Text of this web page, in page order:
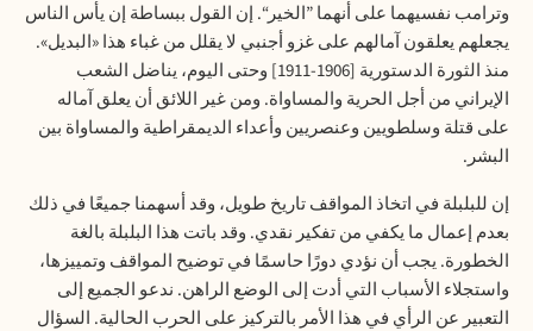
وترامب نفسيهما على أنهما ”الخير“. إن القول ببساطة إن يأس الناس
يجعلهم يعلقون آمالهم على غزو أجنبي لا يقلل من غباء هذا «البديل».
منذ الثورة الدستورية [1906-1911] وحتى اليوم، يناضل الشعب
الإيراني من أجل الحرية والمساواة. ومن غير اللائق أن يعلق آماله
على قتلة وسلطويين وعنصريين وأعداء الديمقراطية والمساواة بين
البشر.
إن للبلبلة في اتخاذ المواقف تاريخ طويل، وقد أسهمنا جميعًا في ذلك
بعدم إعمال ما يكفي من تفكير نقدي. وقد باتت هذا البلبلة بالغة
الخطورة. يجب أن نؤدي دورًا حاسمًا في توضيح المواقف وتمييزها،
واستجلاء الأسباب التي أدت إلى الوضع الراهن. ندعو الجميع إلى
التعبير عن الرأي في هذا الأمر بالتركيز على الحرب الحالية. السؤال